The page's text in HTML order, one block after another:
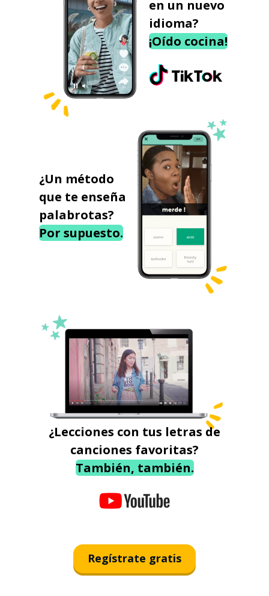
en un nuevo
idioma?
¡Oído cocina!
¿Un método
que te enseña
palabrotas?
Por supuesto.
¿Lecciones con tus letras de
canciones favoritas?
También, también.
Regístrate gratis